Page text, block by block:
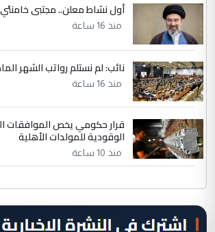
أول نشاط معلن.. مجتبى
منذ 16 ساعة
نائب: لم نستلم رواتب الشهر
منذ 16 ساعة
قرار حكومي يخص الموافقات
الوقودية للمولدات الأهلية
منذ 10 ساعة